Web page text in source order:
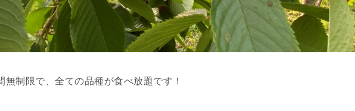
無制限で、全ての品種が食べ放題です！